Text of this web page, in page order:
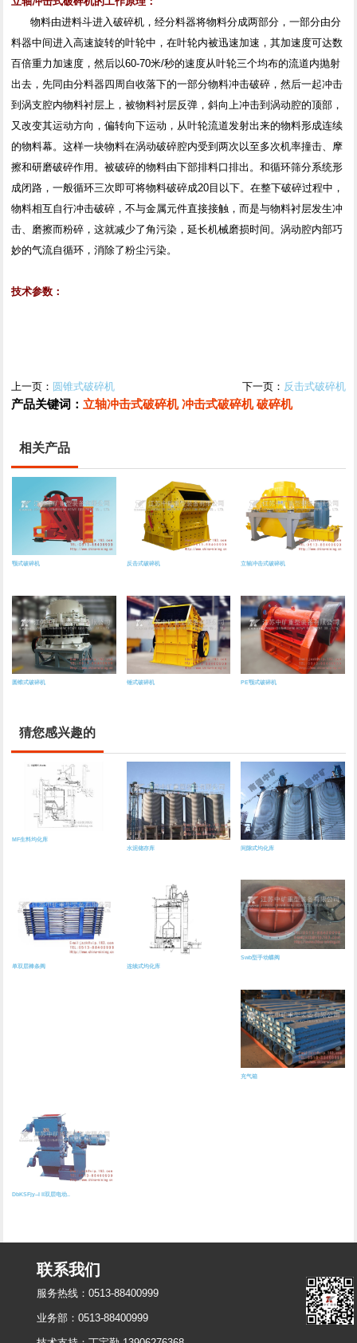
物料由进料斗进入破碎机，经分料器将物料分成两部分，一部分由分
料器中间进入高速旋转的叶轮中，在叶轮内被迅速加速，其加速度可达数
百倍重力加速度，然后以60-70米/秒的速度从叶轮三个均布的流道内抛射
出去，先同由分料器四周自收落下的一部分物料冲击破碎，然后一起冲击
到涡支腔内物料衬层上，被物料衬层反弹，斜向上冲击到涡动腔的顶部，
又改变其运动方向，偏转向下运动，从叶轮流道发射出来的物料形成连续
的物料幕。这样一块物料在涡动破碎腔内受到两次以至多次机率撞击、摩
擦和研磨破碎作用。被破碎的物料由下部排料口排出。和循环筛分系统形
成闭路，一般循环三次即可将物料破碎成20目以下。在整下破碎过程中，
物料相互自行冲击破碎，不与金属元件直接接触，而是与物料衬层发生冲
击、磨擦而粉碎，这就减少了角污染，延长机械磨损时间。涡动腔内部巧
妙的气流自循环，消除了粉尘污染。
技术参数：
上一页： 圆锥式破碎机 下一页： 反击式破碎机
产品关键词：立轴冲击式破碎机 冲击式破碎机 破碎机
相关产品
颚式破碎机 反击式破碎机 立轴冲击式破碎机
圆锥式破碎机 锤式破碎机 PE颚式破碎机
猜您感兴趣的
MF生料均化库
水泥储存库
间隙式均化库
单双层棒条阀 连续式均化库
Swb型手动蝶阀
充气箱
DbKSFjy--I II双层电动..
联系我们
服务热线：0513-88400999
业务部：0513-88400999